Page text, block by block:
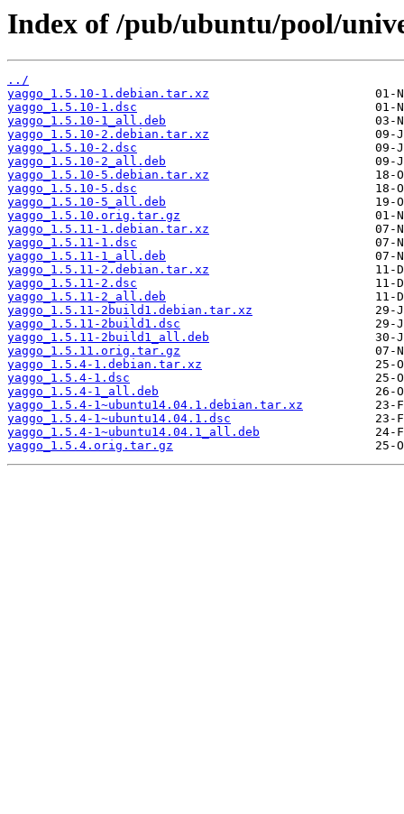
Index of /pub/ubuntu/pool/
../
yaggo_1.5.10-1.debian.tar.xz
yaggo_1.5.10-1.dsc
yaggo_1.5.10-1_all.deb
yaggo_1.5.10-2.debian.tar.xz
yaggo_1.5.10-2.dsc
yaggo_1.5.10-2_all.deb
yaggo_1.5.10-5.debian.tar.xz
yaggo_1.5.10-5.dsc
yaggo_1.5.10-5_all.deb
yaggo_1.5.10.orig.tar.gz
yaggo_1.5.11-1.debian.tar.xz
yaggo_1.5.11-1.dsc
yaggo_1.5.11-1_all.deb
yaggo_1.5.11-2.debian.tar.xz
yaggo_1.5.11-2.dsc
yaggo_1.5.11-2_all.deb
yaggo_1.5.11-2build1.debian.tar.xz
yaggo_1.5.11-2build1.dsc
yaggo_1.5.11-2build1_all.deb
yaggo_1.5.11.orig.tar.gz
yaggo_1.5.4-1.debian.tar.xz
yaggo_1.5.4-1.dsc
yaggo_1.5.4-1_all.deb
yaggo_1.5.4-1~ubuntu14.04.1.debian.tar.xz
yaggo_1.5.4-1~ubuntu14.04.1.dsc
yaggo_1.5.4-1~ubuntu14.04.1_all.deb
yaggo_1.5.4.orig.tar.gz